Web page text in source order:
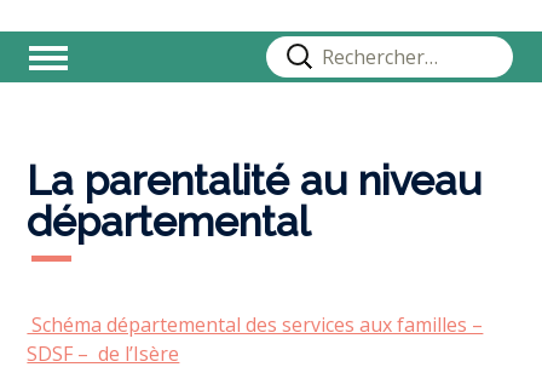
Rechercher :
La parentalité au niveau
départemental
Schéma départemental des services aux familles –
SDSF – de l’Isère